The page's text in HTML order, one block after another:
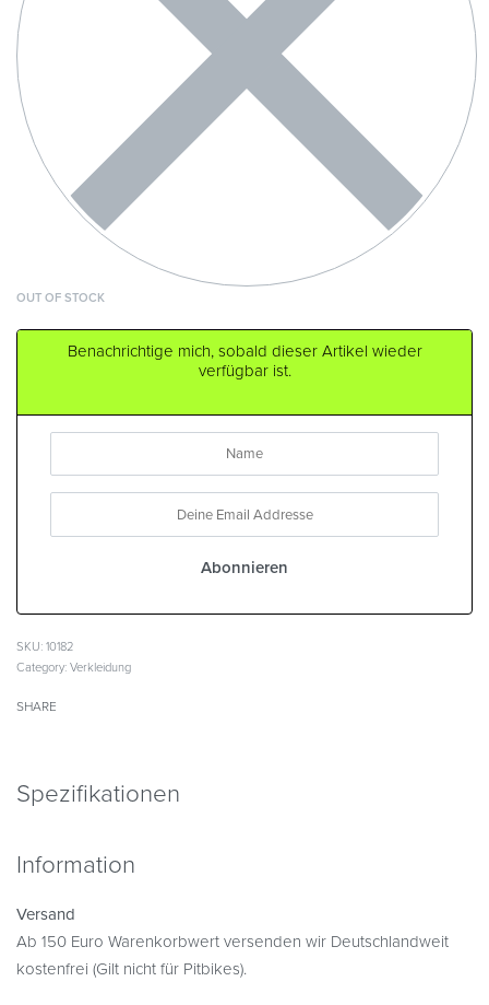
OUT OF STOCK
Benachrichtige mich, sobald dieser Artikel wieder
verfügbar ist.
SKU: 10182
Category: Verkleidung
SHARE
Spezifikationen
Information
Versand
Ab 150 Euro Warenkorbwert versenden wir Deutschlandweit
kostenfrei (Gilt nicht für Pitbikes).